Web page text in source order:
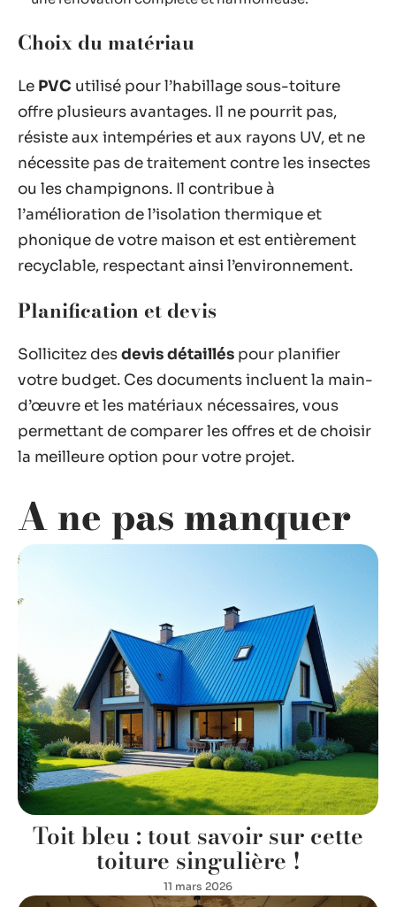
Choix du matériau
Le PVC utilisé pour l’habillage sous-toiture
offre plusieurs avantages. Il ne pourrit pas,
résiste aux intempéries et aux rayons UV, et ne
nécessite pas de traitement contre les insectes
ou les champignons. Il contribue à
l’amélioration de l’isolation thermique et
phonique de votre maison et est entièrement
recyclable, respectant ainsi l’environnement.
Planification et devis
Sollicitez desdevis détaillés pour planifier
votre budget. Ces documents incluent la main-
d’œuvre et les matériaux nécessaires, vous
permettant de comparer les offres et de choisir
la meilleure option pour votre projet.
A ne pas manquer
Toit bleu : tout savoir sur cette
toiture singulière !
11 mars 2026